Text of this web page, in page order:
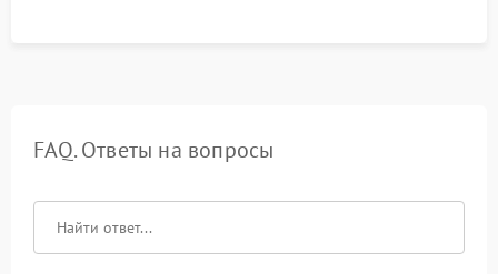
FAQ. Ответы на вопросы